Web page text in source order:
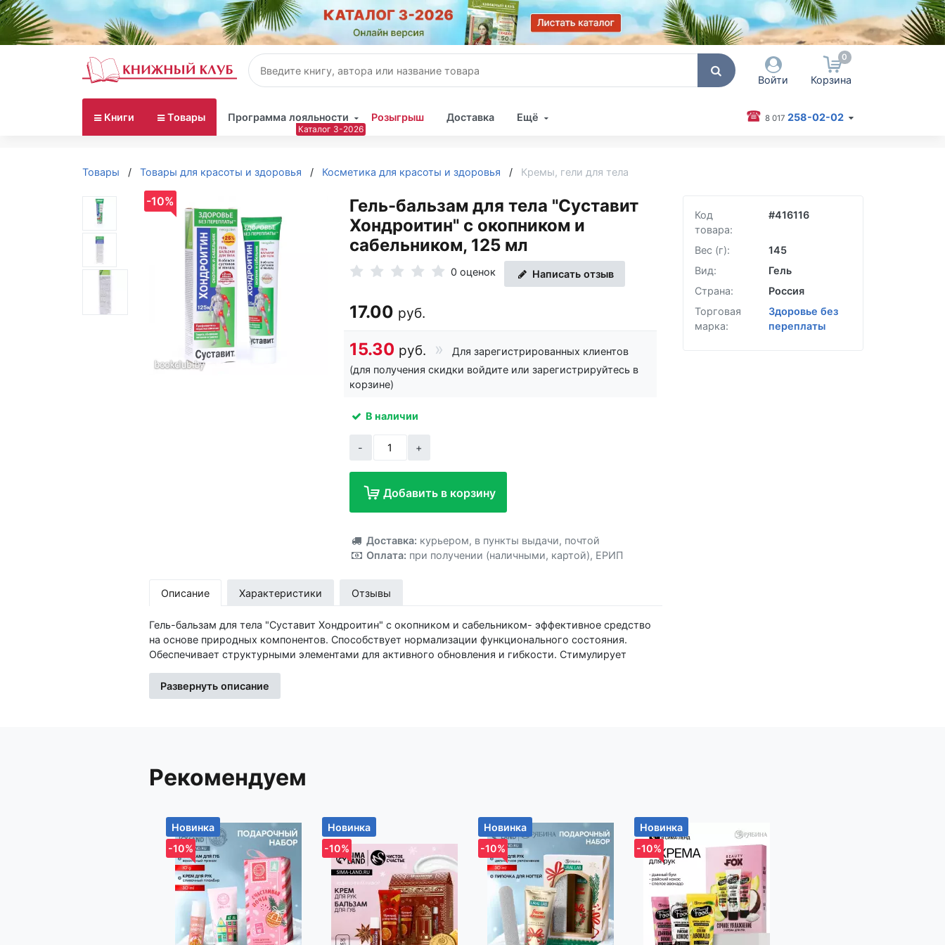
Войти
Запомнить меня
Согласен на обработку
персональных данных
Войти
Забыли пароль?
0
Корзина
Книги Товары Программа лояльности Розыгрыш Доставка Ещё 8 017 258-02-02
Товары Товары для красоты и здоровья Косметика для красоты и здоровья Кремы, гели для тела
-10%
Гель-бальзам для тела "Суставит
Хондроитин" с окопником и
сабельником, 125 мл
0 оценок Написать отзыв
17.00 руб.
15.30 руб.
Для зарегистрированных клиентов
(для получения скидки войдите или зарегистрируйтесь в
корзине)
В наличии
- +
Добавить в корзину
Добавлено!
Доставка: курьером, в пункты выдачи, почтой
Оплата: при получении (наличными, картой), ЕРИП
Код
товара:
#416116
Вес (г):
145
Вид:
Гель
Страна:
Россия
Торговая
марка:
Здоровье без
переплаты
Описание Характеристики Отзывы
Гель-бальзам для тела "Суставит Хондроитин" с окопником и сабельником- эффективное средство
на основе природных компонентов. Способствует нормализации функционального состояния.
Обеспечивает структурными элементами для активного обновления и гибкости. Стимулирует
Действие и эффективность геля-бальзама обеспечены высокой биологической активностью его
натуральных компонентов, обладающих выраженным положительным комплексным действием.
хряща и естественный защитник (хондропротектор) его клеток. Вырабатывается хрящевой тканью
суставов. Повышает влагоемкость хряща, предотвращает его высыхание. Обеспечивает
смазки (синовиальной жидкости).Глюкозамина гидрохлорид – неотъемлемый элемент хрящевой
ткани. Обеспечивает выработку хондроитина, улучшает обменные процессы в суставах.
Стимулирует производство глюкозаминоглюканов, необходимых для восстановления хряща.
Способствует регенерации поврежденного хряща при воспалительных и деструктивных процессах.
Окопник (Sýmphytum) благодаря рекордному количеству аллантоина, эффективно восстанавливает
поврежденные ткани, отсюда и родовое название растения Symphytum officinale (греч.) - сращивать,
соединять. Стимулирует регенерацию костей и хряща, улучшает качество синовиальной жидкости,
заживляет суставные микротравмы. Босвелия (ладанное дерево) обладает выраженными
противовоспалительными, антисептическими свойствами. В древнем Китае, Египте, Индии по
Развернуть описание
Рекомендуем
Новинка
-10%
Новинка
-10%
Новинка
-10%
Новинка
-10%